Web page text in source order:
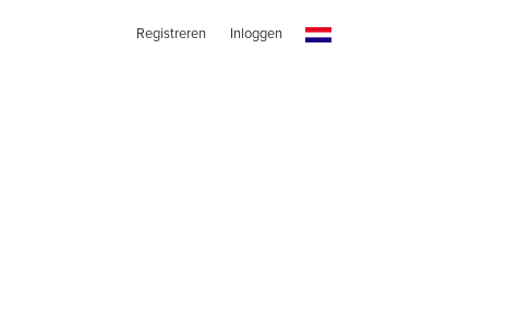
Registreren Inloggen